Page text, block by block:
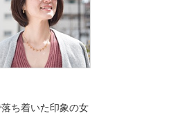
ち着いた印象の女